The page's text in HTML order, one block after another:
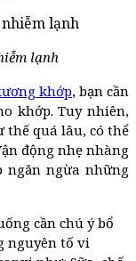
lạnh
khớp, bạn cần
khớp. Tuy nhiên,
quá lâu, có thể
động nhẹ nhàng
ngăn ngừa những
cần chú ý bổ
nguyên tố vi